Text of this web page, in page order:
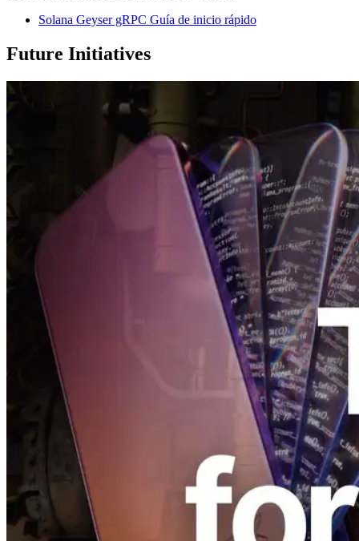
Solana Geyser gRPC Guía de inicio rápido
Future Initiatives